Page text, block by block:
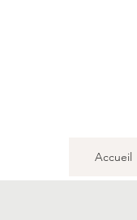
Accueil